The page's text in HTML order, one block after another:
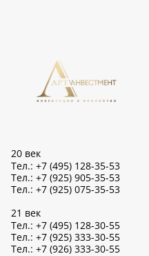
20 век
Тел.: +7 (495) 128-35-53
Тел.: +7 (925) 905-35-53
Тел.: +7 (925) 075-35-53
21 век
Тел.: +7 (495) 128-30-55
Тел.: +7 (925) 333-30-55
Тел.: +7 (926) 333-30-55